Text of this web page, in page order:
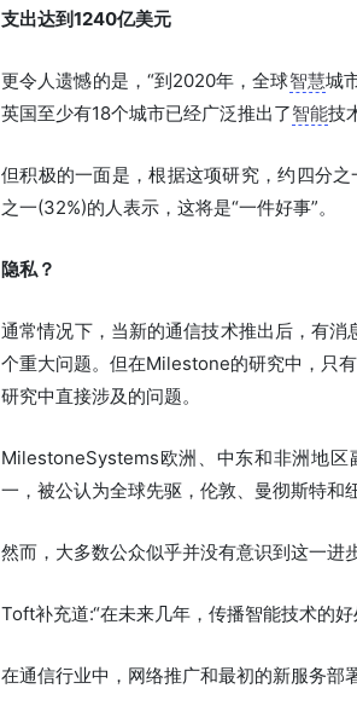
支出达到1240亿美元
更令人遗憾的是，“到2020年，全球智慧城
英国至少有18个城市已经广泛推出了智能技
但积极的一面是，根据这项研究，约四分
之一(32%)的人表示，这将是“一件好事”。
隐私？
通常情况下，当新的通信技术推出后，有
个重大问题。但在Milestone的研究中，只有
研究中直接涉及的问题。
MilestoneSystems欧洲、中东和非洲地区
一，被公认为全球先驱，伦敦、曼彻斯特和
然而，大多数公众似乎并没有意识到这一进
Toft补充道:“在未来几年，传播智能技术的
在通信行业中，网络推广和最初的新服务部